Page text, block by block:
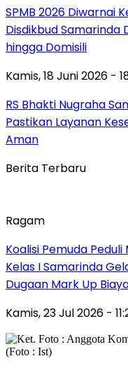
SPMB 2026 Diwarnai
Disdikbud Samarinda
hingga Domisili
Kamis, 18 Juni 2026 -
RS Bhakti Nugraha
Pastikan Layanan
Aman
Berita Terbaru
Ragam
Koalisi Pemuda
Kelas I Samarinda
Dugaan Mark Up
Kamis, 23 Jul 2026 -